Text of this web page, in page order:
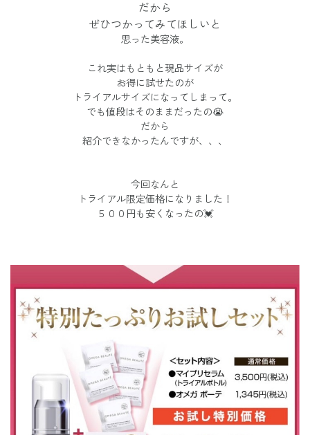
だから
ぜひつかってみてほしいと
思った美容液。
これ実はもともと現品サイズが
お得に試せたのが
トライアルサイズになってしまって。
でも値段はそのままだったの😭
だから
紹介できなかったんですが、、、
今回なんと
トライアル限定価格になりました！
５００円も安くなったの💓